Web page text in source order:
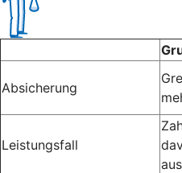
Absicherung
Leistungsfall